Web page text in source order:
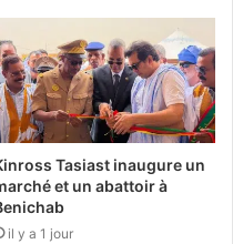
Tasiast inaugure un
et un abattoir à
il y a 1 jour